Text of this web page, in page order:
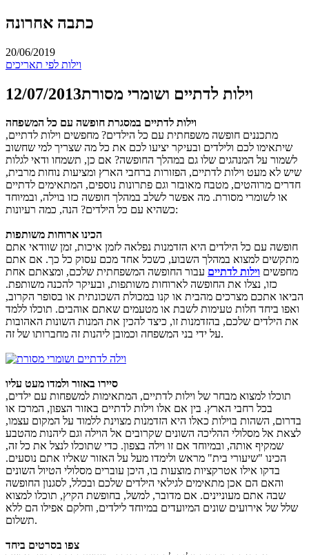
כתבה אחרונה
20/06/2019
וילות לפי תאריכים
וילות לדתיים ושומרי מסורת12/07/2013
וילות לדתיים במסגרת חופשה עם כל המשפחה
מתכננים חופשה משפחתית עם כל הילדים? מחפשים וילות לדתיים,
שיתאימו לכם ולילדים ובעיקר יציעו לכם את כל מה שצריך למי שחשוב
לשמור על המנהגים שלו גם במהלך החופשה? אם כן, תשמחו ודאי לגלות
שיש לא מעט וילות לדתיים, הפזורות ברחבי הארץ ומציעות נוחות מרבית,
חדרים מרוהטים, מטבח מאובזר וגם פתרונות נוספים, המתאימים לדתיים
או לשומרי מסורת. מה אפשר לשלב במהלך חופשה כזו בוילה, ובמיוחד
כשהיא עם כל הילדים? הנה, כמה רעיונות:
הכינו ארוחות משותפות
חופשה עם כל הילדים היא הזדמנות נפלאה לזמן איכות, זמן שוודאי אתם
מתקשים למצוא במהלך השבוע, כשכל אחד מכם עסוק כל כך. אם אתם
מחפשים וילות לדתיים עבור החופשה המשפחתית שלכם, ומצאתם אחת
כזו, נצלו את החופשה לארוחות משותפות, ובעיקר להכנה משותפת.
הביאו אתכם מצרכים מהבית או קנו במכולת השכונתית או בסופר הקרוב,
ואפו ביחד חלות טעימות לשבת או מטעמים שאתם אוהבים. תוכלו ללמד
את הילדים שלכם, בהזדמנות זו, כיצד להכין את המנות השונות האהובות
על ידי בני המשפחה וכמובן ליהנות זה מחברותו של זה.
סיירו באזור ולמדו מעט עליו
תוכלו למצוא מבחר של וילות לדתיים, המתאימות למשפחות עם ילדים,
בכל רחבי הארץ. בין אם אלו וילות לדתיים באזור הצפון, המרכז או
בדרום, השהות בוילות כאלו היא הזדמנות מצוינת ללמוד על המקום עצמו,
לצאת אל מסלולי ההליכה השונים שקרובים אל הוילה וגם ליהנות מהטבע
שמקיף אותה, ובמיוחד אם זו וילה בצפון. כדי שתוכלו לנצל את כל זה,
הכינו "שיעורי בית" מראש ולימדו מעל על האזור שאליו אתם נוסעים.
בדקו אילו אטרקציות מוצעות בו, היכן עוברים מסלולי הטיול השונים
והאם הם אכן מתאימים לגילאי הילדים שלכם ובכלל, לסגנון החופשה
שבה אתם מעוניינים. אם מדובר, למשל, בחופשת הקיץ, תוכלו למצוא
שלל של אירועים שונים המיועדים במיוחד לילדים, וחלקם אפילו הם ללא
תשלום.
צפו בסרטים ביחד